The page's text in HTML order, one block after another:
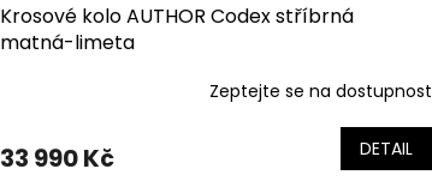
Krosové kolo AUTHOR Codex stříbrná
matná-limeta
Zeptejte se na dostupnost
33 990 Kč DETAIL